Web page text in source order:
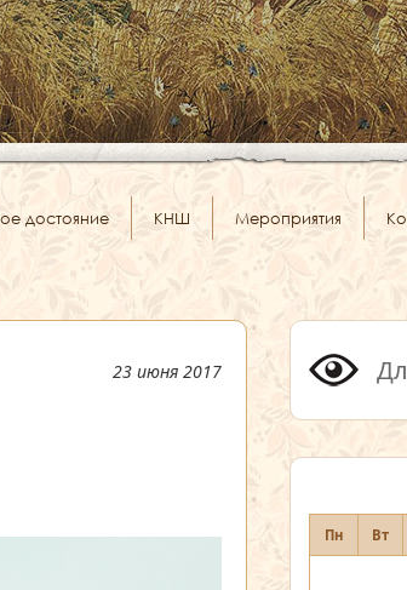
достояние КНШ Мероприятия
23 июня 2017
Пн Вт